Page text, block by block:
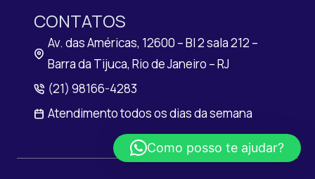
CONTATOS
Av. das Américas, 12600 – Bl 2 sala 212 –
Barra da Tijuca, Rio de Janeiro – RJ
(21) 98166-4283
Atendimento todos os dias da semana
Como posso te ajudar?